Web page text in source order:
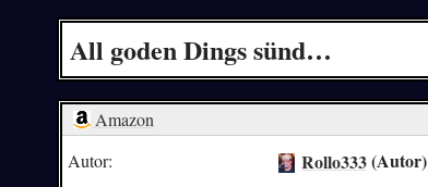
All goden Dings sünd…
Amazon
Autor: Rollo333(Autor)